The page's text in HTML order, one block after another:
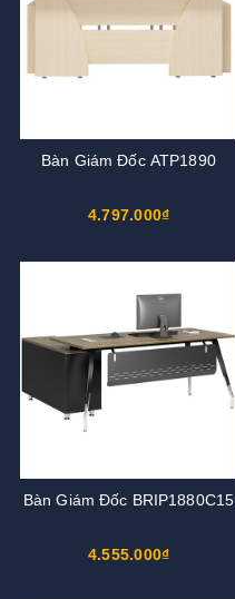
Bàn Giám Đốc ATP1890
4.797.000₫
Bàn Giám Đốc BRIP1880C15
4.555.000₫